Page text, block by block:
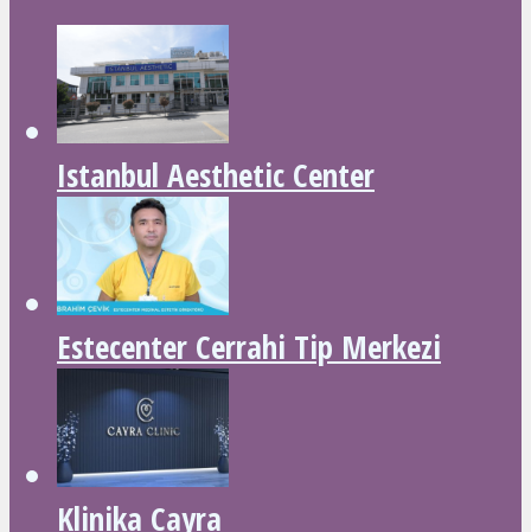
Istanbul Aesthetic Center
Estecenter Cerrahi Tip Merkezi
Klinika Cayra